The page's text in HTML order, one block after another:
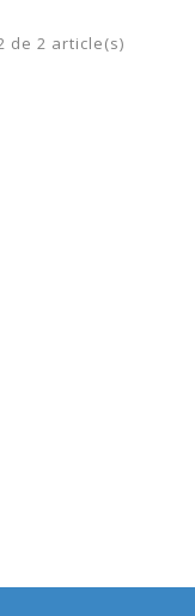
de 2 article(s)